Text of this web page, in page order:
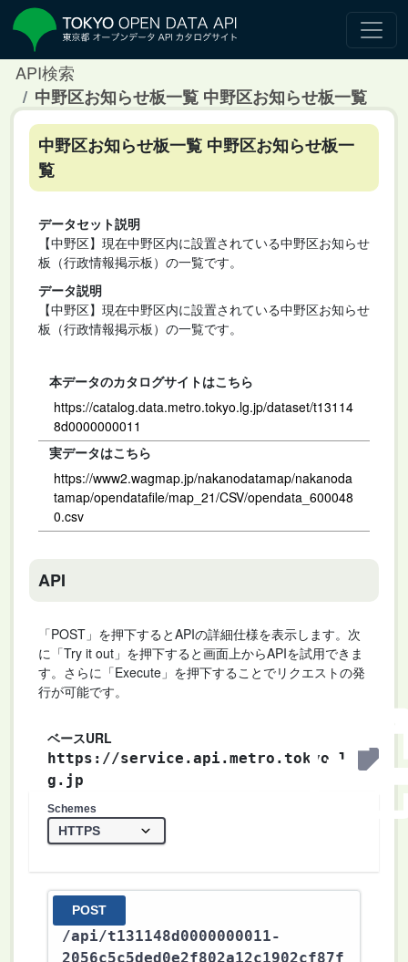
API検索
中野区お知らせ板一覧 中野区お知らせ板一覧
中野区お知らせ板一覧 中野区お知らせ板一
覧
データセット説明
【中野区】現在中野区内に設置されている中野区お知らせ
板（行政情報掲示板）の一覧です。
データ説明
【中野区】現在中野区内に設置されている中野区お知らせ
板（行政情報掲示板）の一覧です。
本データのカタログサイトはこちら
https://catalog.data.metro.tokyo.lg.jp/dataset/t13114
8d0000000011
実データはこちら
https://www2.wagmap.jp/nakanodatamap/nakanoda
tamap/opendatafile/map_21/CSV/opendata_600048
0.csv
API
「POST」を押下するとAPIの詳細仕様を表示します。次
に「Try it out」を押下すると画面上からAPIを試用できま
す。さらに「Execute」を押下することでリクエストの発
行が可能です。
ベースURL
https://service.api.metro.tokyo.l
g.jp
Schemes
POST
/api/t131148d0000000011-
2056c5c5ded0e2f802a12c1902cf87f